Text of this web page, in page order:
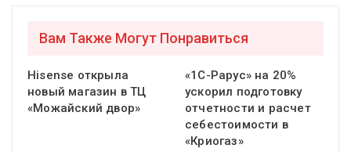
Вам Также Могут Понравиться
Hisense открыла
новый магазин в ТЦ
«Можайский двор»
«1С-Рарус» на 20%
ускорил подготовку
отчетности и расчет
себестоимости в
«Криогаз»